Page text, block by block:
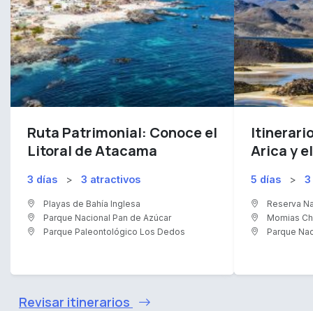
Ruta Patrimonial: Conoce el
Litoral de Atacama
3 días > 3 atractivos
Playas de Bahía Inglesa
Parque Nacional Pan de Azúcar
Parque Paleontológico Los Dedos
Arica y
5 días > 3
Reserva
Momias
Parque
Revisar itinerarios